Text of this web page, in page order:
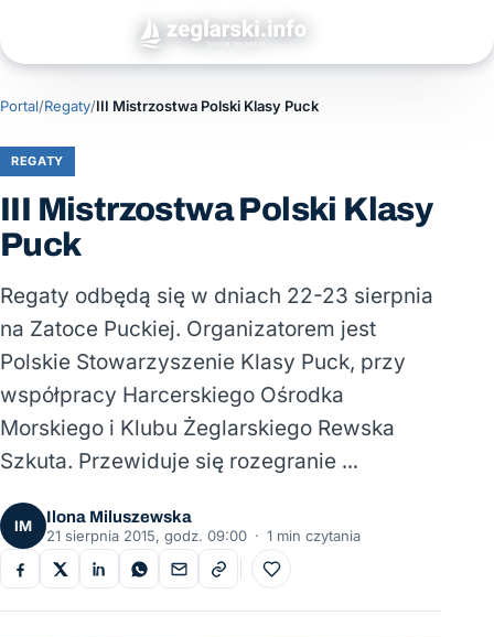
Portal/Regaty/III Mistrzostwa Polski Klasy Puck
REGATY
III Mistrzostwa Polski Klasy
Puck
Regaty odbędą się w dniach 22-23 sierpnia
na Zatoce Puckiej. Organizatorem jest
Polskie Stowarzyszenie Klasy Puck, przy
współpracy Harcerskiego Ośrodka
Morskiego i Klubu Żeglarskiego Rewska
Szkuta. Przewiduje się rozegranie …
IM
Ilona Miluszewska
21 sierpnia 2015, godz. 09:00 · 1 min czytania
Do ulubionych